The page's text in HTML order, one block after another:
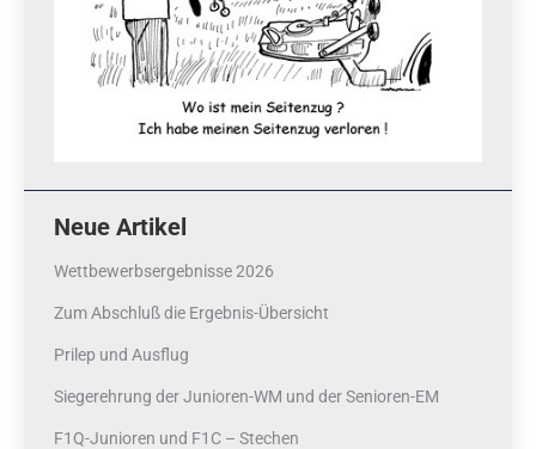
Neue Artikel
Wettbewerbsergebnisse 2026
Zum Abschluß die Ergebnis-Übersicht
Prilep und Ausflug
Siegerehrung der Junioren-WM und der Senioren-EM
F1Q-Junioren und F1C – Stechen